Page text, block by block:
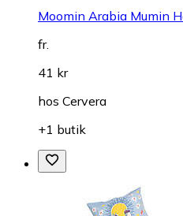
Moomin Arabia Mumin
fr.
41 kr
hos Cervera
+1 butik